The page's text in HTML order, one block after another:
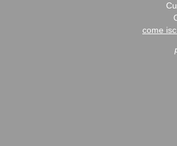
come